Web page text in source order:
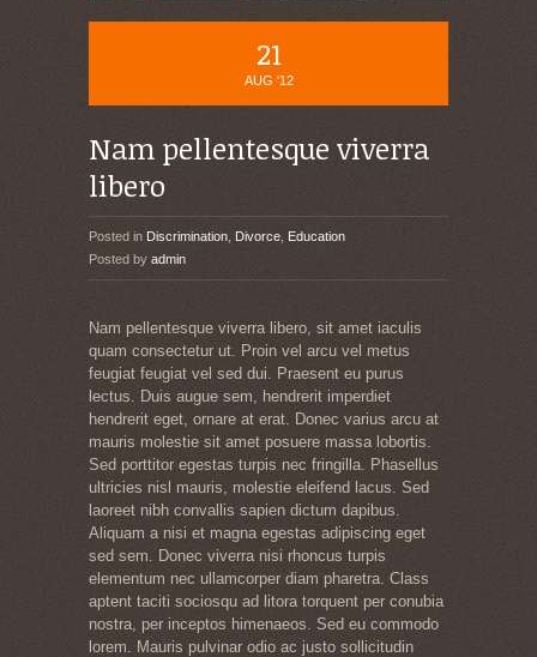
21
AUG '12
Nam pellentesque viverra
libero
Posted in Discrimination Divorce Education
Posted by admin
Nam pellentesque viverra libero, sit amet iaculis
quam consectetur ut. Proin vel arcu vel metus
feugiat feugiat vel sed dui. Praesent eu purus
lectus. Duis augue sem, hendrerit imperdiet
hendrerit eget, ornare at erat. Donec varius arcu at
mauris molestie sit amet posuere massa lobortis.
Sed porttitor egestas turpis nec fringilla. Phasellus
ultricies nisl mauris, molestie eleifend lacus. Sed
laoreet nibh convallis sapien dictum dapibus.
Aliquam a nisi et magna egestas adipiscing eget
sed sem. Donec viverra nisi rhoncus turpis
elementum nec ullamcorper diam pharetra. Class
aptent taciti sociosqu ad litora torquent per conubia
nostra, per inceptos himenaeos. Sed eu commodo
lorem. Mauris pulvinar odio ac justo sollicitudin